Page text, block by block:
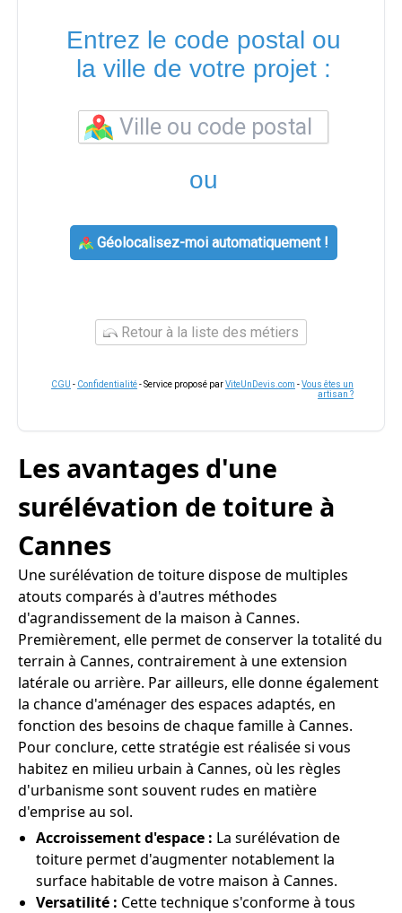
Entrez le code postal ou
la ville de votre projet :
ou
Géolocalisez-moi automatiquement !
Retour à la liste des métiers
CGU - Confidentialité- Service proposé parViteUnDevis.com -Vous êtes un
artisan ?
Les avantages d'une
surélévation de toiture à
Cannes
Une surélévation de toiture dispose de multiples
atouts comparés à d'autres méthodes
d'agrandissement de la maison à Cannes.
Premièrement, elle permet de conserver la totalité du
terrain à Cannes, contrairement à une extension
latérale ou arrière. Par ailleurs, elle donne également
la chance d'aménager des espaces adaptés, en
fonction des besoins de chaque famille à Cannes.
Pour conclure, cette stratégie est réalisée si vous
habitez en milieu urbain à Cannes, où les règles
d'urbanisme sont souvent rudes en matière
d'emprise au sol.
Accroissement d'espace : La surélévation de
toiture permet d'augmenter notablement la
surface habitable de votre maison à Cannes.
Versatilité : Cette technique s'conforme à tous